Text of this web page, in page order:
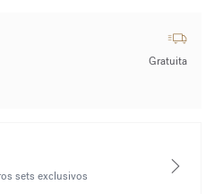
Gratuita
sets exclusivos